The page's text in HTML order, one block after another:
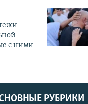
с ними
РУБРИКИ